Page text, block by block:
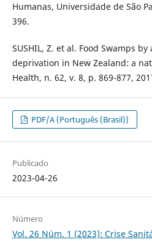
Humanas, Universidade de São
396.
SUSHIL, Z. et al. Food Swamps
deprivation in New Zealand: a
Health, n. 62, v. 8, p. 869-877,
PDF/A (Português (Brasil))
Publicado
2023-04-26
Número
Vol. 26 Núm. 1 (2023): Crise